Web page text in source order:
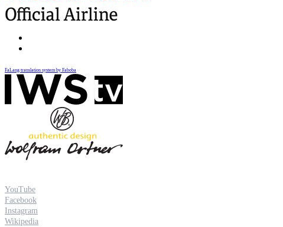
FaLang translation system by Faboba
YouTube
Facebook
Instagram
Wikipedia